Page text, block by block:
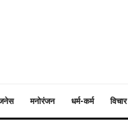
मनोरंजन धर्म-कर्म विचार